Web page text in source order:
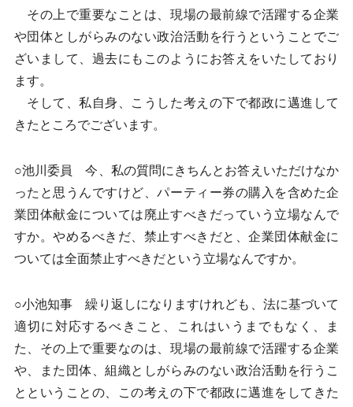
その上で重要なことは、現場の最前線で活躍する企業
や団体としがらみのない政治活動を行うということでご
ざいまして、過去にもこのようにお答えをいたしており
ます。
そして、私自身、こうした考えの下で都政に邁進して
きたところでございます。
○池川委員 今、私の質問にきちんとお答えいただけなか
ったと思うんですけど、パーティー券の購入を含めた企
業団体献金については廃止すべきだっていう立場なんで
すか。やめるべきだ、禁止すべきだと、企業団体献金に
ついては全面禁止すべきだという立場なんですか。
○小池知事 繰り返しになりますけれども、法に基づいて
適切に対応するべきこと、これはいうまでもなく、ま
た、その上で重要なのは、現場の最前線で活躍する企業
や、また団体、組織としがらみのない政治活動を行うこ
とということの、この考えの下で都政に邁進をしてきた